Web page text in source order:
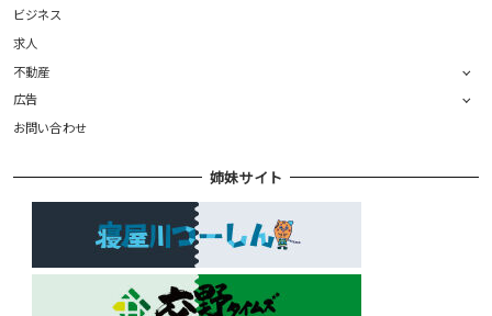
ビジネス
求人
不動産
広告
お問い合わせ
姉妹サイト